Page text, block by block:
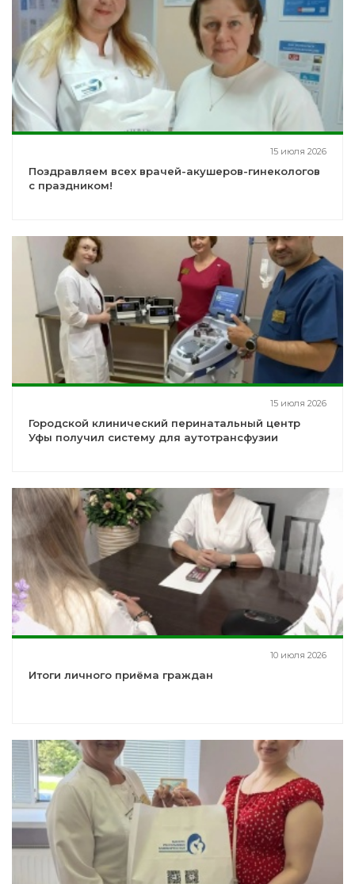
15 июля 2026
Поздравляем всех врачей-акушеров-гинекологов
с праздником!
15 июля 2026
Городской клинический перинатальный центр
Уфы получил систему для аутотрансфузии
10 июля 2026
Итоги личного приёма граждан